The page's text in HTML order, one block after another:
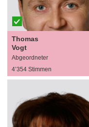
Thomas
Vogt
Abgeordneter
4’354 Stimmen